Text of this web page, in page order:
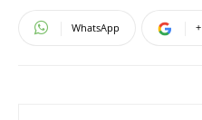
WhatsApp